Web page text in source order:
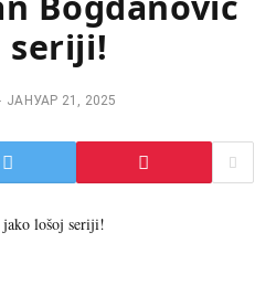
seriji!
ЈАНУАР 21, 2025